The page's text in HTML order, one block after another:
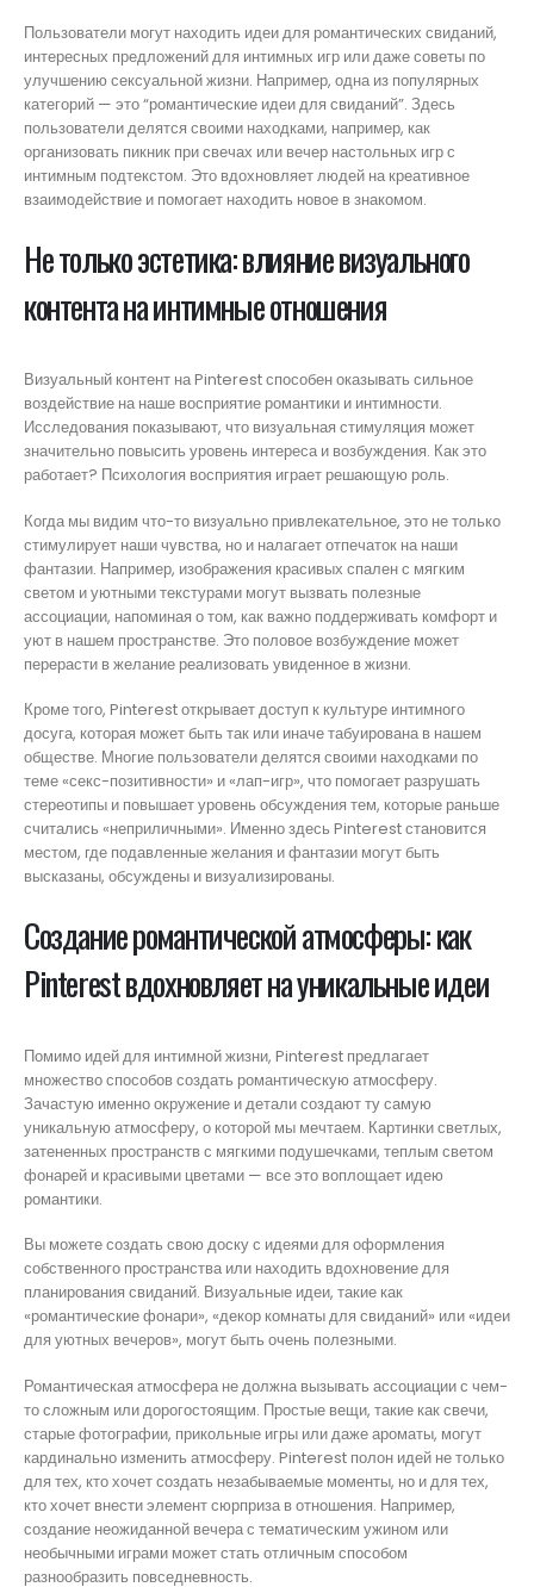
Пользователи могут находить идеи для романтических свиданий,
интересных предложений для интимных игр или даже советы по
улучшению сексуальной жизни. Например, одна из популярных
категорий — это “романтические идеи для свиданий”. Здесь
пользователи делятся своими находками, например, как
организовать пикник при свечах или вечер настольных игр с
интимным подтекстом. Это вдохновляет людей на креативное
взаимодействие и помогает находить новое в знакомом.
Не только эстетика: влияние визуального
контента на интимные отношения
Визуальный контент на Pinterest способен оказывать сильное
воздействие на наше восприятие романтики и интимности.
Исследования показывают, что визуальная стимуляция может
значительно повысить уровень интереса и возбуждения. Как это
работает? Психология восприятия играет решающую роль.
Когда мы видим что-то визуально привлекательное, это не только
стимулирует наши чувства, но и налагает отпечаток на наши
фантазии. Например, изображения красивых спален с мягким
светом и уютными текстурами могут вызвать полезные
ассоциации, напоминая о том, как важно поддерживать комфорт и
уют в нашем пространстве. Это половое возбуждение может
перерасти в желание реализовать увиденное в жизни.
Кроме того, Pinterest открывает доступ к культуре интимного
досуга, которая может быть так или иначе табуирована в нашем
обществе. Многие пользователи делятся своими находками по
теме «секс-позитивности» и «лап-игр», что помогает разрушать
стереотипы и повышает уровень обсуждения тем, которые раньше
считались «неприличными». Именно здесь Pinterest становится
местом, где подавленные желания и фантазии могут быть
высказаны, обсуждены и визуализированы.
Создание романтической атмосферы: как
Pinterest вдохновляет на уникальные идеи
Помимо идей для интимной жизни, Pinterest предлагает
множество способов создать романтическую атмосферу.
Зачастую именно окружение и детали создают ту самую
уникальную атмосферу, о которой мы мечтаем. Картинки светлых,
затененных пространств с мягкими подушечками, теплым светом
фонарей и красивыми цветами — все это воплощает идею
романтики.
Вы можете создать свою доску с идеями для оформления
собственного пространства или находить вдохновение для
планирования свиданий. Визуальные идеи, такие как
«романтические фонари», «декор комнаты для свиданий» или «идеи
для уютных вечеров», могут быть очень полезными.
Романтическая атмосфера не должна вызывать ассоциации с чем-
то сложным или дорогостоящим. Простые вещи, такие как свечи,
старые фотографии, прикольные игры или даже ароматы, могут
кардинально изменить атмосферу. Pinterest полон идей не только
для тех, кто хочет создать незабываемые моменты, но и для тех,
кто хочет внести элемент сюрприза в отношения. Например,
создание неожиданной вечера с тематическим ужином или
необычными играми может стать отличным способом
разнообразить повседневность.